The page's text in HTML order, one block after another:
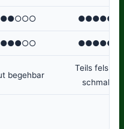
●●○○○ ●●●●●
●●●○○ ●●●●●
begehbar
Teils felsig,
schmal